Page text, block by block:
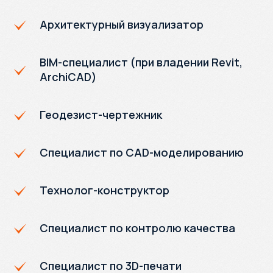
Архитектурный визуализатор
BIM-специалист (при владении Revit,
ArchiCAD)
Геодезист-чертежник
Специалист по CAD-моделированию
Технолог-конструктор
Специалист по контролю качества
Специалист по 3D-печати